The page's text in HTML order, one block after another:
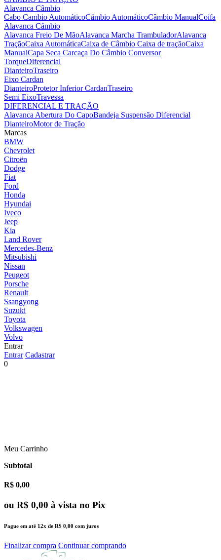
Alavanca Câmbio
Cabo Cambio AutomáticoCâmbio AutomáticoCâmbio ManualCoifa
Alavanca Câmbio
Alavanca Freio De MãoAlavanca Marcha TrambuladorAlavanca
TraçãoCaixa AutomáticaCaixa de Câmbio Caixa de traçãoCaixa
ManualCapa Seca Carcaça Do Câmbio Conversor
TorqueDiferencial
DianteiroTraseiro
Eixo Cardan
DianteiroProtetor Inferior CardanTraseiro
Semi EixoTravessa
DIFERENCIAL E TRAÇÃO
Alavanca Abertura Do CapoBandeja Suspensão Diferencial
DianteiroMotor de Tração
Marcas
BMW
Chevrolet
Citroën
Dodge
Fiat
Ford
Honda
Hyundai
Iveco
Jeep
Kia
Land Rover
Mercedes-Benz
Mitsubishi
Nissan
Peugeot
Porsche
Renault
Ssangyong
Suzuki
Toyota
Volkswagen
Volvo
Entrar
Entrar Cadastrar
0
Meu Carrinho
Subtotal
R$ 0,00
ou R$ 0,00 à vista no Pix
Pague em até 12x de R$ 0,00 com juros
Finalizar compra Continuar comprando